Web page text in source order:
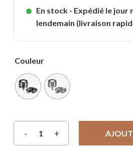
En stock - Expédié le jour
lendemain (livraison
Couleur